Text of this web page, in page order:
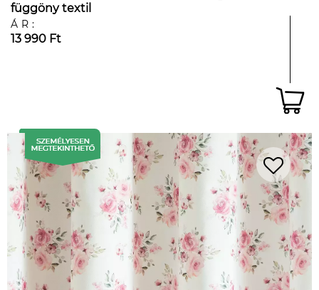
függöny textil
ÁR:
13 990 Ft